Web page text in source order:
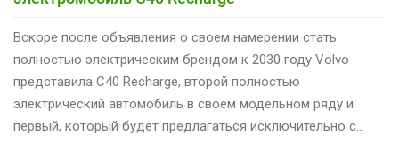
Вскоре после объявления о своем намерении стать
полностью электрическим брендом к 2030 году Volvo
представила C40 Recharge, второй полностью
электрический автомобиль в своем модельном ряду и
первый, который будет предлагаться исключительно с…